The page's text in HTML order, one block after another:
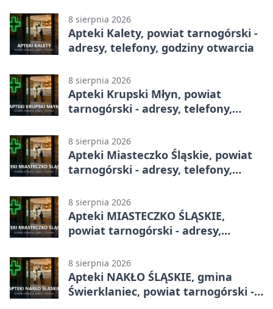
8 sierpnia 2026
Apteki Kalety, powiat tarnogórski -
adresy, telefony, godziny otwarcia
8 sierpnia 2026
Apteki Krupski Młyn, powiat
tarnogórski - adresy, telefony,
8 sierpnia 2026
Apteki Miasteczko Śląskie, powiat
tarnogórski - adresy, telefony,
8 sierpnia 2026
Apteki MIASTECZKO ŚLĄSKIE,
powiat tarnogórski - adresy,
8 sierpnia 2026
Apteki NAKŁO ŚLĄSKIE, gmina
Świerklaniec, powiat tarnogórski -